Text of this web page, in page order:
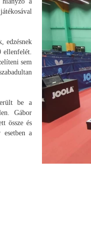
edzésnek
ellenfelét.
sem
be a
Gábor
össze és
a